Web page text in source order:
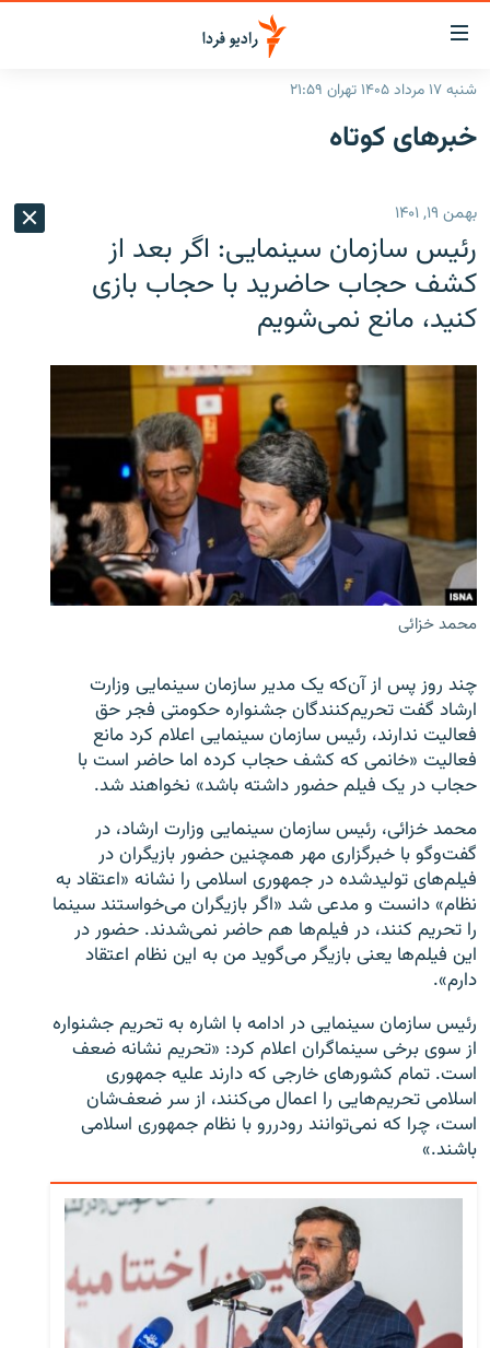
لینک‌های
قابلیت
دسترسی
بازگشت
اصلی
رفتن
به
صفحه
جستجو
ایران
رادیو
انتخاب کنید و بشنوید
برنامه‌های رادیویی
پادکست
چندرسانه‌ای
گزارش‌های ویدئویی
English
به ما بپیوندید
زبان‌های دیگر
شنبه ۱۷ مرداد ۱۴۰۵ تهران ۲۱:۵۹
خبرهای کوتاه
بهمن ۱۹, ۱۴۰۱
رئیس سازمان سینمایی: اگر بعد از
کشف حجاب حاضرید با حجاب بازی
کنید، مانع نمی‌شویم
محمد خزائی
چند روز پس از آن‌که یک مدیر سازمان سینمایی وزارت
ارشاد گفت تحریم‌کنندگان جشنواره حکومتی فجر حق
فعالیت ندارند، رئیس سازمان سینمایی اعلام کرد مانع
فعالیت «خانمی که کشف حجاب کرده‌ اما حاضر است با
حجاب در یک فیلم حضور داشته باشد» نخواهند شد.
محمد خزائی، رئیس سازمان سینمایی وزارت ارشاد، در
گفت‌وگو با خبرگزاری مهر همچنین حضور بازیگران در
فیلم‌های تولیدشده در جمهوری اسلامی را نشانه «اعتقاد به
نظام» دانست و مدعی شد «اگر بازیگران می‌خواستند سینما
را تحریم کنند، در فیلم‌ها هم حاضر نمی‌شدند. حضور در
این فیلم‌ها یعنی بازیگر می‌گوید من به این نظام اعتقاد
دارم».
رئیس سازمان سینمایی در ادامه با اشاره به تحریم جشنواره
از سوی برخی سینماگران اعلام کرد: «تحریم نشانه ضعف
است. تمام کشورهای خارجی که دارند علیه جمهوری
اسلامی تحریم‌هایی را اعمال می‌کنند، از سر ضعف‌شان
است، چرا که نمی‌توانند رودررو با نظام جمهوری اسلامی
باشند.»